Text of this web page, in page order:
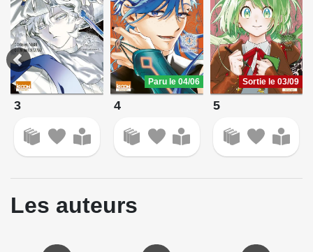
3
Paru le 04/06
4
Sortie le 03/09
5
Les auteurs